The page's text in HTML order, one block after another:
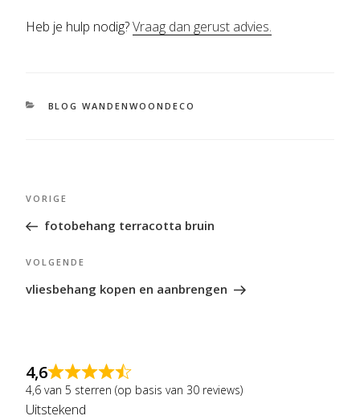
Heb je hulp nodig?Vraag dan gerust advies.
CATEGORIEËN
BLOG WANDENWOONDECO
Vorig
bericht
VORIGE
fotobehang terracotta bruin
Volgend
bericht
VOLGENDE
vliesbehang kopen en aanbrengen
4,6
4,6 van 5 sterren (op basis van 30 reviews)
Uitstekend